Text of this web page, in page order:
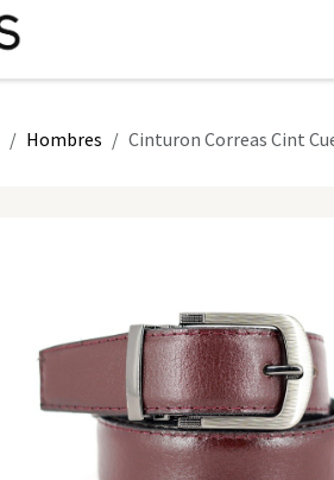
Hombres Cinturon Correas Cint